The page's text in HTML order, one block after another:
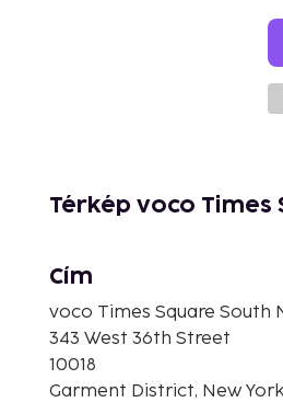
Térkép voco Times
Cím
voco Times Square South
343 West 36th Street
10018
Garment District, New